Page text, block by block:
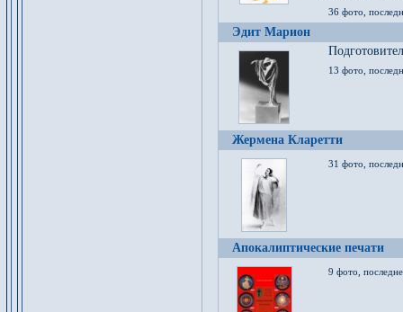
36 фото,
Эдит Марион
13 фото,
Жермена Кларетти
31 фото,
Апокалиптические печати
9 фото,